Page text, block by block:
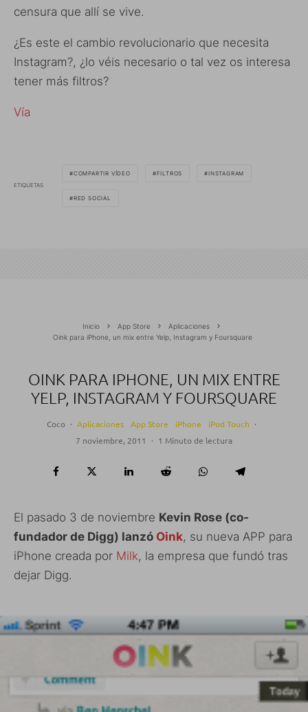
censura que allí se vive.
¿Es este el cambio revolucionario que necesita
Instagram?, ¿lo véis necesario o tal vez os interesa
tener más filtros?
Vía
ETIQUETAS
COMPARTIR VÍDEO FILTROS INSTAGRAM
RED SOCIAL
Inicio App Store
Aplicaciones
Oink para iPhone, un mix entre Yelp, Instagram y Foursquare
OINK PARA IPHONE, UN MIX ENTRE
YELP, INSTAGRAM Y FOURSQUARE
Coco · Aplicaciones App Store iPhone iPod Touch ·
7 noviembre, 2011
· 1 Minuto de lectura
El pasado 3 de noviembre Kevin Rose (co-
fundador de Digg) lanzó Oink, su nueva APP para
iPhone creada por Milk, la empresa que fundó tras
dejar Digg.